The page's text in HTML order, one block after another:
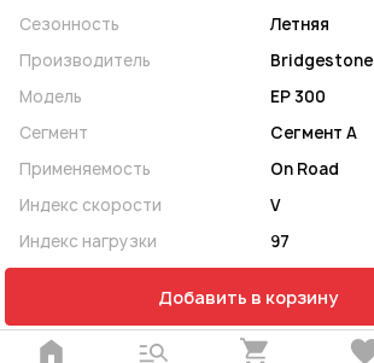
Сезонность
Летняя
Производитель
Bridgestone
Модель
EP 300
Сегмент
Сегмент A
Применяемость
On Road
Индекс скорости
V
Индекс нагрузки
97
Добавить в корзину